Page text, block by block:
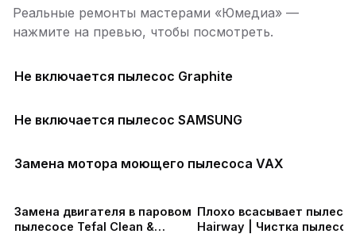
Реальные ремонты мастерами «Юмедиа» —
нажмите на превью, чтобы посмотреть.
Не включается пылесос Graphite
Не включается пылесос SAMSUNG
Замена мотора моющего пылесоса VAX
Замена двигателя в паровом
пылесосе Tefal Clean &
Плохо всасывает
Hairway | Чистка